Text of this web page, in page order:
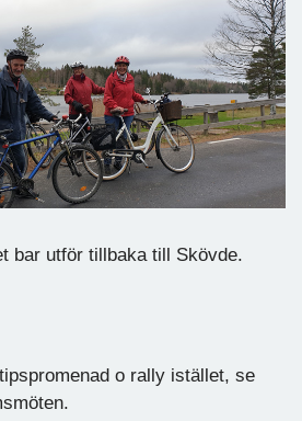
bar utför tillbaka till Skövde.
o rally istället, se